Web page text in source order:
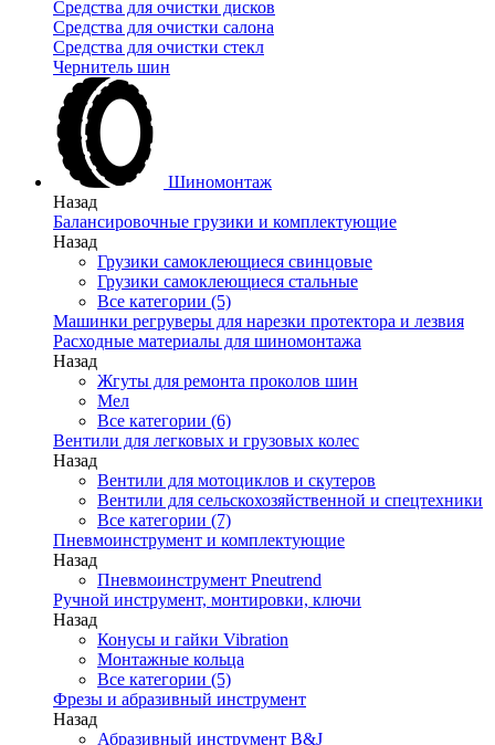
Средства для очистки дисков
Средства для очистки салона
Средства для очистки стекл
Чернитель шин
Шиномонтаж
Назад
Балансировочные грузики и комплектующие
Назад
Грузики самоклеющиеся свинцовые
Грузики самоклеющиеся стальные
Все категории (5)
Машинки регруверы для нарезки протектора и лезвия
Расходные материалы для шиномонтажа
Назад
Жгуты для ремонта проколов шин
Мел
Все категории (6)
Вентили для легковых и грузовых колес
Назад
Вентили для мотоциклов и скутеров
Вентили для сельскохозяйственной и спецтехники
Все категории (7)
Пневмоинструмент и комплектующие
Назад
Пневмоинструмент Pneutrend
Ручной инструмент, монтировки, ключи
Назад
Конусы и гайки Vibration
Монтажные кольца
Все категории (5)
Фрезы и абразивный инструмент
Назад
Абразивный инструмент B&J